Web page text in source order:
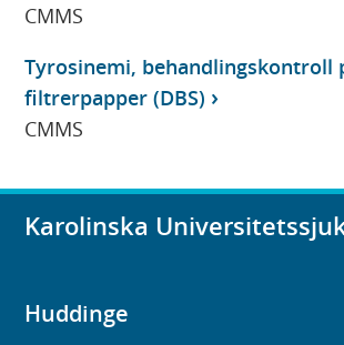
CMMS
Tyrosinemi, behandlingskontroll
filtrerpapper (DBS)
CMMS
Karolinska
Huddinge